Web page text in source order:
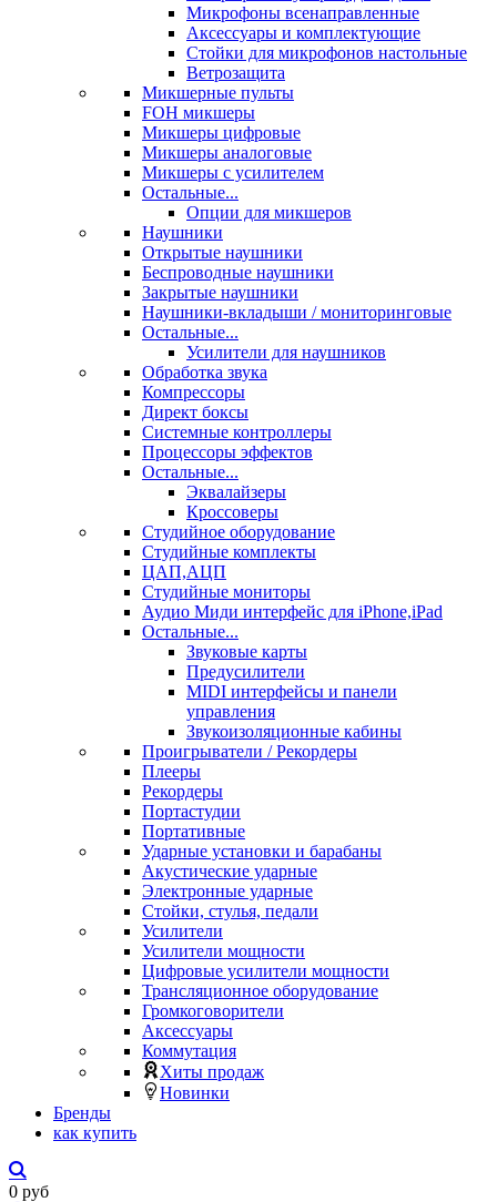
Микрофоны всенаправленные
Аксессуары и комплектующие
Стойки для микрофонов настольные
Ветрозащита
Микшерные пульты
FOH микшеры
Микшеры цифровые
Микшеры аналоговые
Микшеры с усилителем
Остальные...
Опции для микшеров
Наушники
Открытые наушники
Беспроводные наушники
Закрытые наушники
Наушники-вкладыши / мониторинговые
Остальные...
Усилители для наушников
Обработка звука
Компрессоры
Директ боксы
Системные контроллеры
Процессоры эффектов
Остальные...
Эквалайзеры
Кроссоверы
Студийное оборудование
Студийные комплекты
ЦАП,АЦП
Студийные мониторы
Аудио Миди интерфейс для iPhone,iPad
Остальные...
Звуковые карты
Предусилители
MIDI интерфейсы и панели
управления
Звукоизоляционные кабины
Проигрыватели / Рекордеры
Плееры
Рекордеры
Портастудии
Портативные
Ударные установки и барабаны
Акустические ударные
Электронные ударные
Стойки, стулья, педали
Усилители
Усилители мощности
Цифровые усилители мощности
Трансляционное оборудование
Громкоговорители
Аксессуары
Коммутация
Хиты продаж
Новинки
Бренды
как купить
0 руб